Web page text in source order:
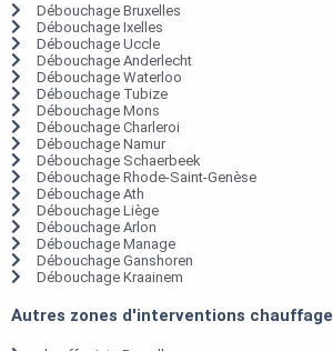
Débouchage Bruxelles
Débouchage Ixelles
Débouchage Uccle
Débouchage Anderlecht
Débouchage Waterloo
Débouchage Tubize
Débouchage Mons
Débouchage Charleroi
Débouchage Namur
Débouchage Schaerbeek
Débouchage Rhode-Saint-Genèse
Débouchage Ath
Débouchage Liège
Débouchage Arlon
Débouchage Manage
Débouchage Ganshoren
Débouchage Kraainem
Autres zones d'interventions chauffage